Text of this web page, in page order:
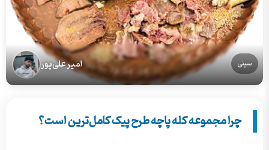
سینی امیر علی‌پور
چرا مجموعه کله پاچه طرح پیک کامل‌ترین است؟